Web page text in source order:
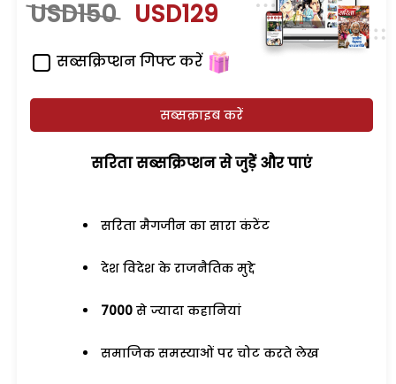
USD150 USD129
सब्सक्रिप्शन गिफ्ट करें
सब्सक्राइब करें
सरिता सब्सक्रिप्शन से जुड़ेें और पाएं
सरिता मैगजीन का सारा कंटेंट
देश विदेश के राजनैतिक मुद्दे
7000 से ज्यादा कहानियां
समाजिक समस्याओं पर चोट करते लेख